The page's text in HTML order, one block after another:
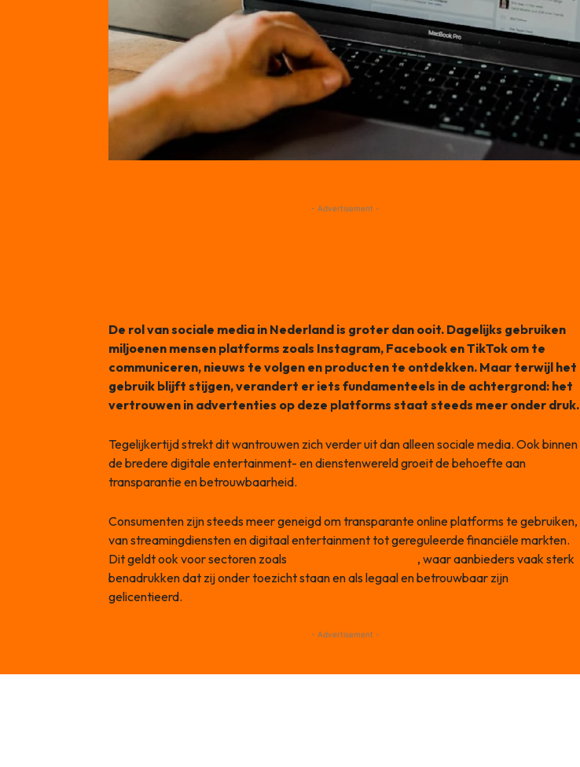
- Advertisement -
De rol van sociale media in Nederland is groter dan ooit. Dagelijks gebruiken
miljoenen mensen platforms zoals Instagram, Facebook en TikTok om te
communiceren, nieuws te volgen en producten te ontdekken. Maar terwijl het
gebruik blijft stijgen, verandert er iets fundamenteels in de achtergrond: het
vertrouwen in advertenties op deze platforms staat steeds meer onder druk.
Tegelijkertijd strekt dit wantrouwen zich verder uit dan alleen sociale media. Ook binnen
de bredere digitale entertainment- en dienstenwereld groeit de behoefte aan
transparantie en betrouwbaarheid.
Consumenten zijn steeds meer geneigd om transparante online platforms te gebruiken,
van streamingdiensten en digitaal entertainment tot gereguleerde financiële markten.
Dit geldt ook voor sectoren zoals
, waar aanbieders vaak sterk
benadrukken dat zij onder toezicht staan en als legaal en betrouwbaar zijn
gelicentieerd.
- Advertisement -